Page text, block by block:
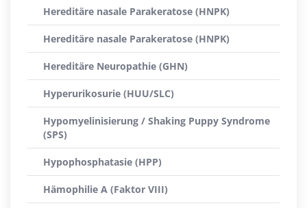
Hereditäre nasale Parakeratose (HNPK)
Hereditäre nasale Parakeratose (HNPK)
Hereditäre Neuropathie (GHN)
Hyperurikosurie (HUU/SLC)
Hypomyelinisierung / Shaking Puppy Syndrome
(SPS)
Hypophosphatasie (HPP)
Hämophilie A (Faktor VIII)